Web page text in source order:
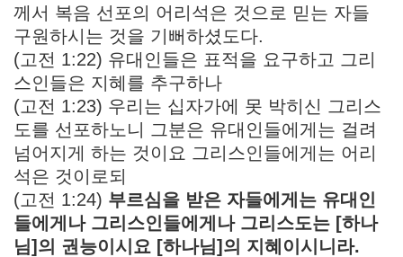
께서 복음 선포의 어리석은 것으로 믿는 자들
구원하시는 것을 기뻐하셨도다.
(고전 1:22) 유대인들은 표적을 요구하고 그리
스인들은 지혜를 추구하나
(고전 1:23) 우리는 십자가에 못 박히신 그리스
도를 선포하노니 그분은 유대인들에게는 걸려
넘어지게 하는 것이요 그리스인들에게는 어리
석은 것이로되
(고전 1:24) 부르심을 받은 자들에게는 유대인
들에게나 그리스인들에게나 그리스도는 [하나
님]의 권능이시요 [하나님]의 지혜이시니라.